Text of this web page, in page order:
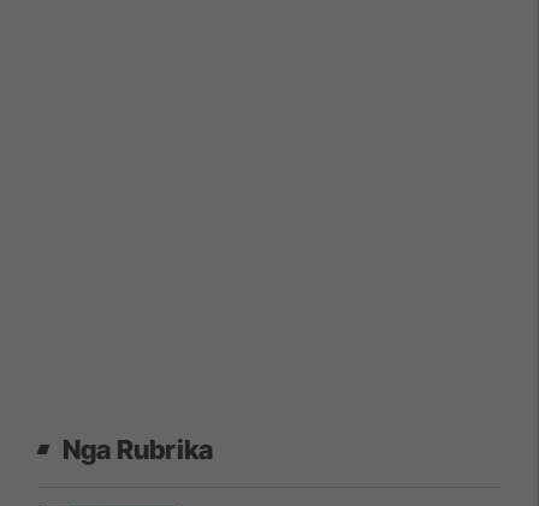
Nga Rubrika